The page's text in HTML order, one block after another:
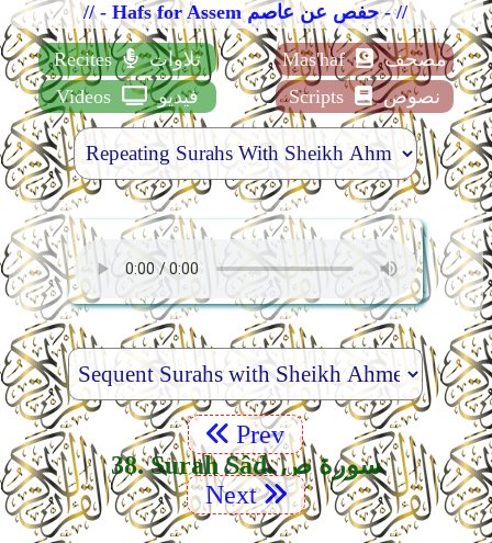
// - Hafs for Assem حفص عن عاصم - //
Recites تلاوات Mas'haf
مصحف
Videos
فيديو Scripts نصوص
Prev
38. Surah Sâd. سورة ص
Next